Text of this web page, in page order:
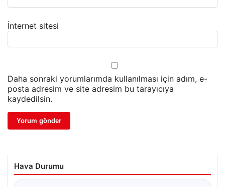
İnternet sitesi
Daha sonraki yorumlarımda kullanılması için adım, e-
posta adresim ve site adresim bu tarayıcıya
kaydedilsin.
Hava Durumu